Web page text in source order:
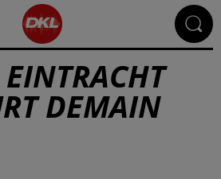
DEMAIN